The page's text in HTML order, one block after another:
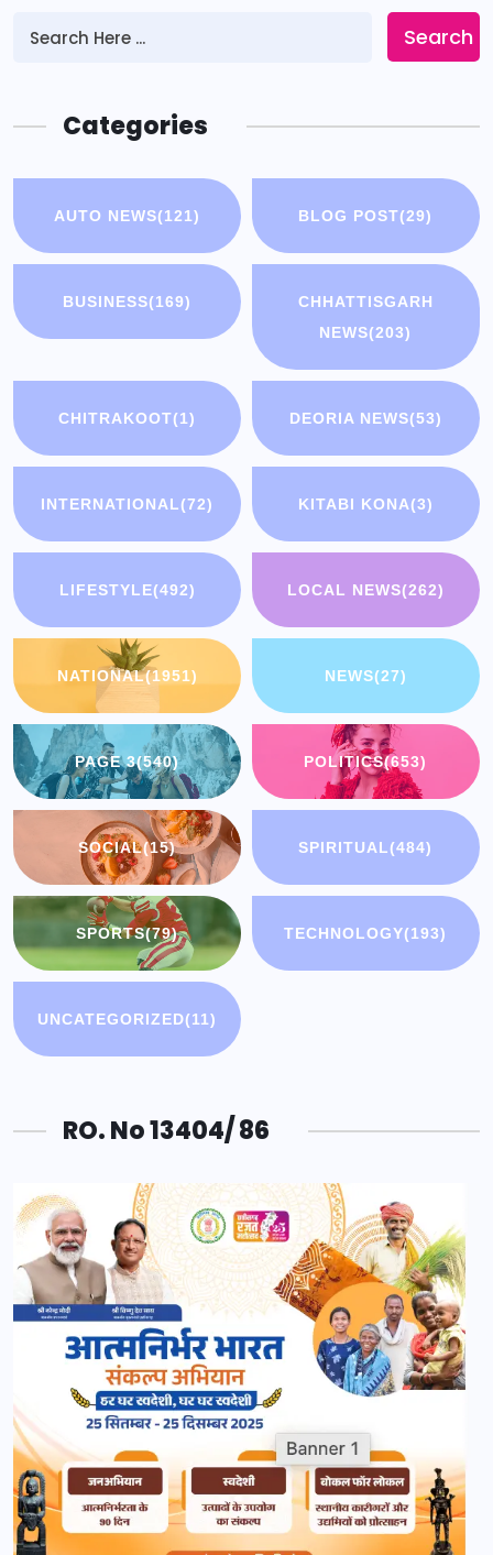
Search
Categories
AUTO NEWS(121) BLOG POST(29)
BUSINESS(169)
CHHATTISGARH
NEWS(203)
CHITRAKOOT(1) DEORIA NEWS(53)
INTERNATIONAL(72) KITABI KONA(3)
LIFESTYLE(492) LOCAL NEWS(262)
NATIONAL(1951) NEWS(27)
PAGE 3(540) POLITICS(653)
SOCIAL(15) SPIRITUAL(484)
SPORTS(79) TECHNOLOGY(193)
UNCATEGORIZED(11)
RO. No 13404/ 86